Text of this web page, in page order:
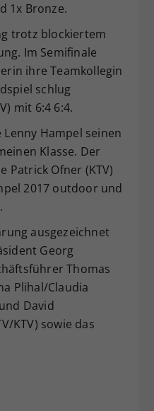
1x Bronze.
trotz blockiertem
Im Semifinale
ihre Teamkollegin
schlug
mit 6:4 6:4.
Hampel seinen
Klasse. Der
Patrick Ofner (KTV)
2017 outdoor und
ausgezeichnet
Georg
Thomas
Plihal/Claudia
David
KTV) sowie das
Ihre Consent-
Unter anderem eine
ID, für die
Ihrer
Einstellungen, falls der
dies eingestellt